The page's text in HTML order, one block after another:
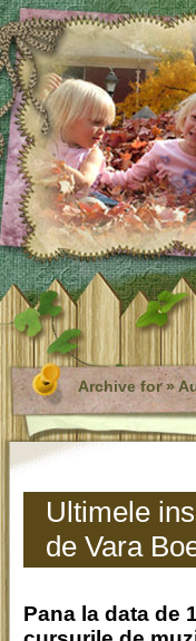
Archive for »
Ultimele
de Vara
Pana la data de